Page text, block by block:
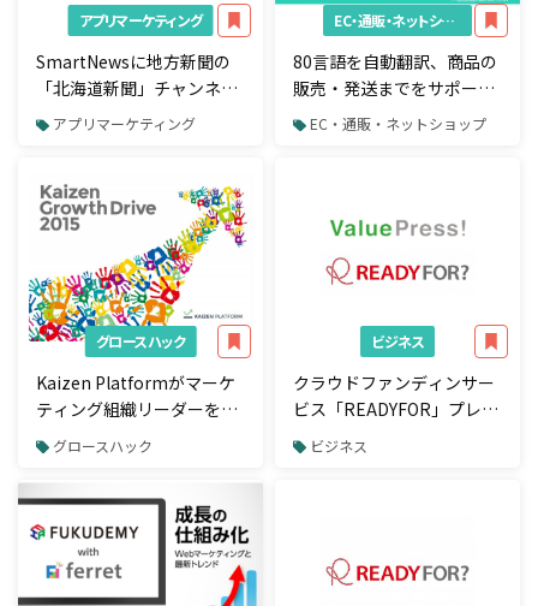
アプリマーケティング
SmartNewsに地方新聞の
「北海道新聞」チャンネル
を開設
アプリマーケティング
EC・通販・ネットショップ
80言語を自動翻訳、商品の
販売・発送までをサポート
する越境EC向けシステム
EC・通販・ネットショップ
グロースハック
Kaizen Platformがマーケ
ティング組織リーダーを対
象としたイベント「Kaizen
催
グロースハック
ビジネス
クラウドファンディンサー
ビス「READYFOR」プレス
リリース配信サービス「バ
ビジネス